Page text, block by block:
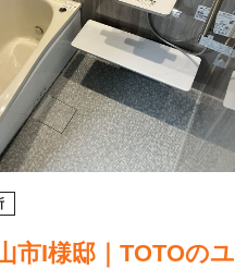
市I様邸｜TOTOのユ